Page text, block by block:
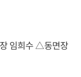
임희수 △동면장